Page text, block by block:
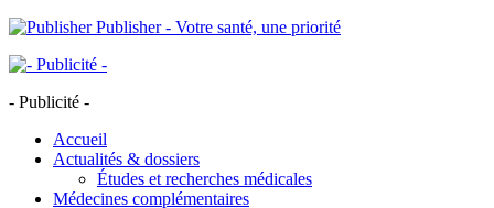
Publisher - Votre santé, une priorité
- Publicité -
Accueil
Actualités & dossiers
Études et recherches médicales
Médecines complémentaires